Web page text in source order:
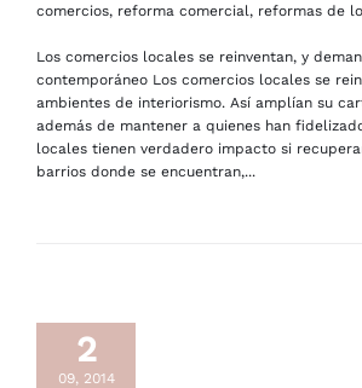
comercios, reforma comercial, reformas de
Los comercios locales se reinventan, y
contemporáneo Los comercios locales se
ambientes de interiorismo. Así amplían su
además de mantener a quienes han
locales tienen verdadero impacto si
barrios donde se encuentran,...
2
09, 2014